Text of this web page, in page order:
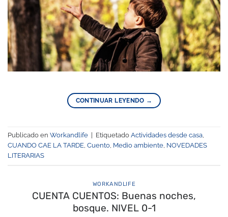
CONTINUAR LEYENDO →
Publicado en Workandlife Etiquetado Actividades desde casa,
CUANDO CAE LA TARDE, Cuento, Medio ambiente, NOVEDADES
LITERARIAS
WORKANDLIFE
CUENTA CUENTOS: Buenas noches,
bosque. NIVEL 0-1